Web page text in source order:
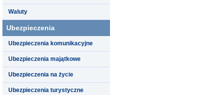
Waluty
Ubezpieczenia
Ubezpieczenia komunikacyjne
Ubezpieczenia majątkowe
Ubezpieczenia na życie
Ubezpieczenia turystyczne